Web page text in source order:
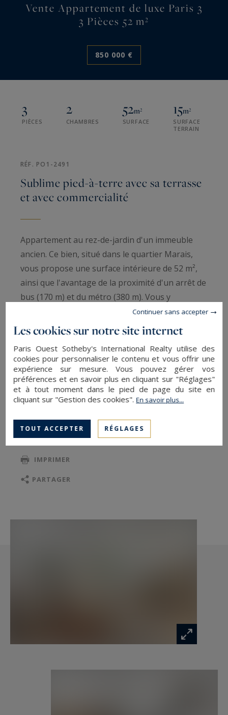
Vente Appartement de luxe Paris 3
3 Pièces 52 m²
850 000 €
3
PIÈCES
2
CHAMBRES
52m²
SURFACE
15m²
SURFACE
TERRAIN
RÉF. PO1-2491
Sublime pied-à-terre avec sa terrasse
et avec commercialité
Appartement au rez-de-jardin d'un immeuble
ancien. Ce bien, situé dans le quartier Marais,
vous propose une surface intérieure de 52 m²,
ainsi que l'avantage de la proximité d'un arrêt de
bus (170 m) et du métro (380 m). Vous y
découvrirez 3 pièces. Il comprend une cuisine
équipée, 2 chambres et un séjour.
ainsi qu'une porte blindée.
On apprécie son excellent état et sa belle
luminosité, qui lui confèrent une identité
inimitable.
SAUVEGARDER
IMPRIMER
PARTAGER
Les cookies sur notre site internet
Paris Ouest Sotheby's International Realty utilise des
cookies pour personnaliser le contenu et vous offrir une
expérience sur mesure. Vous pouvez gérer vos
préférences et en savoir plus en cliquant sur "Réglages"
et à tout moment dans le pied de page du site en
cliquant sur "Gestion des cookies".En savoir plus...
TOUT ACCEPTER RÉGLAGES
Continuer sans accepter